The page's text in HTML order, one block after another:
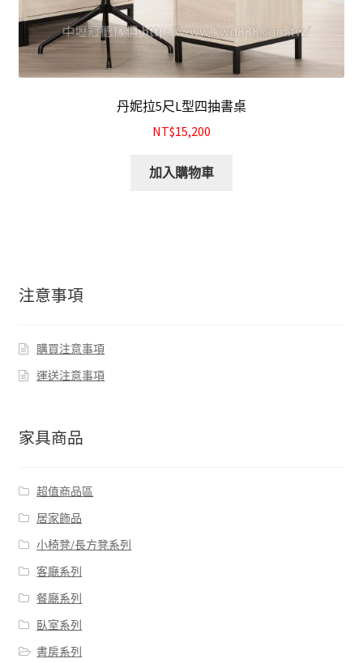
丹妮拉5尺L型四抽書桌
NT$15,200
加入購物車
注意事項
購買注意事項
運送注意事項
家具商品
超值商品區
居家飾品
小椅凳/長方凳系列
客廰系列
餐廰系列
臥室系列
書房系列